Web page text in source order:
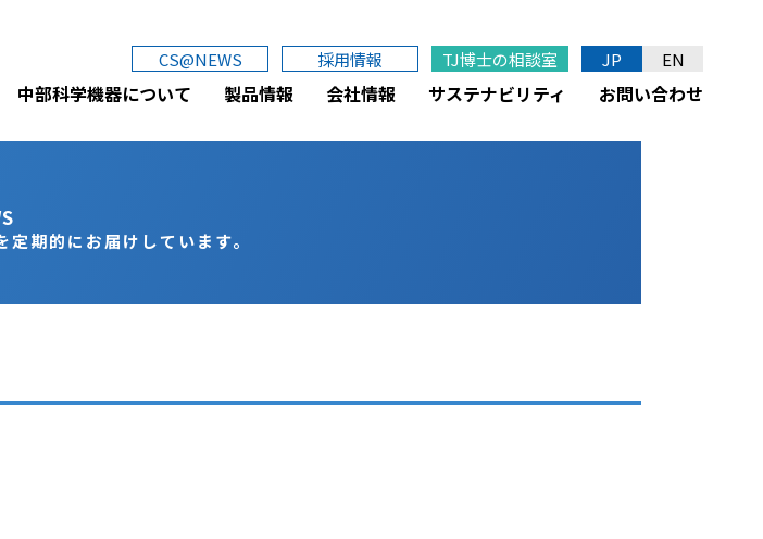
CS@NEWS 採用情報 TJ博士の相談室 JP EN
中部科学機器について 製品情報 会社情報 サステナビリティ お問い合わせ
期的にお届けしています。